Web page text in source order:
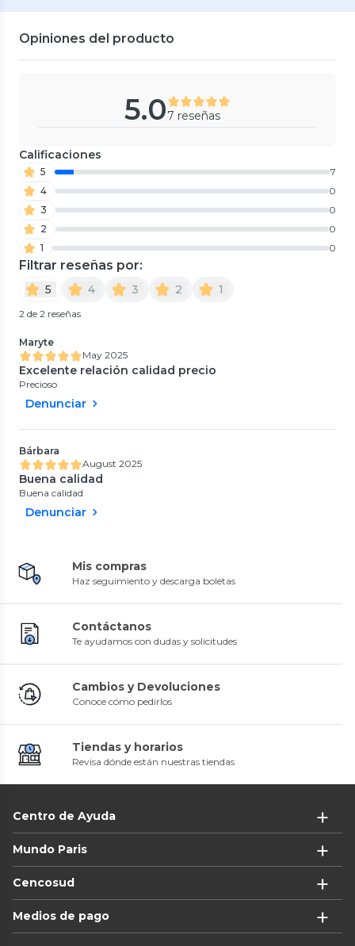
Opiniones del producto
5.07 reseñas
Calificaciones
5
7
4
0
3
0
2
0
1
0
Filtrar reseñas por:
5 4 3 2 1
2 de 2 reseñas
Maryte
May 2025
Excelente relación calidad precio
Precioso
Denunciar
Bárbara
August 2025
Buena calidad
Buena calidad
Denunciar
Mis compras
Haz seguimiento y descarga boletas
Contáctanos
Te ayudamos con dudas y solicitudes
Cambios y Devoluciones
Conoce cómo pedirlos
Tiendas y horarios
Revisa dónde están nuestras tiendas
Centro de Ayuda
Mundo Paris
Cencosud
Medios de pago